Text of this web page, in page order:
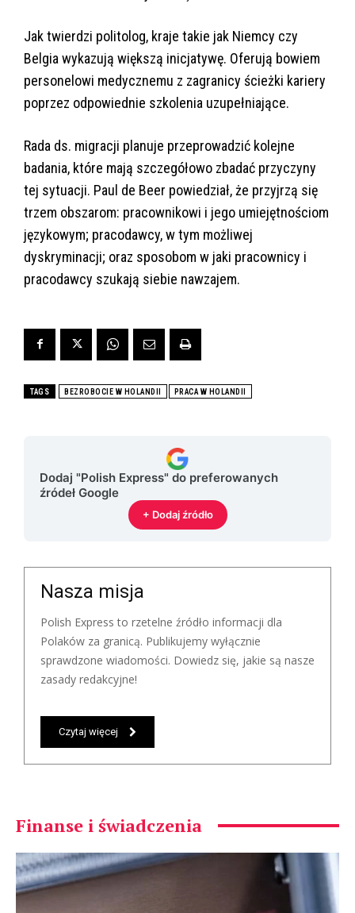
Jak twierdzi politolog, kraje takie jak Niemcy czy
Belgia wykazują większą inicjatywę. Oferują bowiem
personelowi medycznemu z zagranicy ścieżki kariery
poprzez odpowiednie szkolenia uzupełniające.
Rada ds. migracji planuje przeprowadzić kolejne
badania, które mają szczegółowo zbadać przyczyny
tej sytuacji. Paul de Beer powiedział, że przyjrzą się
trzem obszarom: pracownikowi i jego umiejętnościom
językowym; pracodawcy, w tym możliwej
dyskryminacji; oraz sposobom w jaki pracownicy i
pracodawcy szukają siebie nawzajem.
TAGS BEZROBOCIE W HOLANDII PRACA W HOLANDII
Dodaj "Polish Express" do preferowanych
źródeł Google
+ Dodaj źródło
Nasza misja
Polish Express to rzetelne źródło informacji dla
Polaków za granicą. Publikujemy wyłącznie
sprawdzone wiadomości. Dowiedz się, jakie są nasze
zasady redakcyjne!
Czytaj więcej
Finanse i świadczenia